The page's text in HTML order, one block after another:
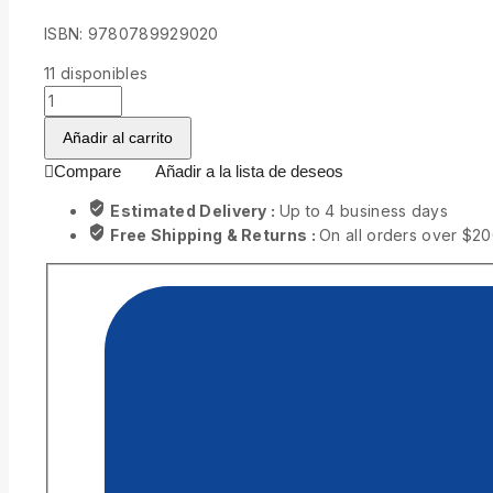
ISBN: 9780789929020
11 disponibles
Añadir al carrito
Compare Añadir a la lista de deseos
Estimated Delivery : Up to 4 business days
Free Shipping & Returns :On all orders over